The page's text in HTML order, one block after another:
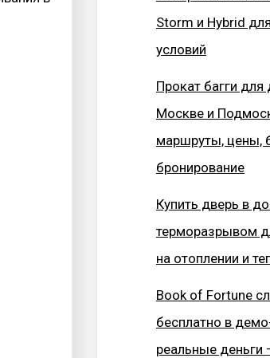
Storm и Hybrid
условий
Прокат багги для
Москве и
маршруты, цены,
бронирование
Купить дверь в
терморазрывом
на отоплении и
Book of Fortune
бесплатно в
реальные деньги